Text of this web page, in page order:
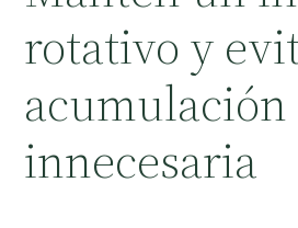
rotativo y
acumulación
innecesaria